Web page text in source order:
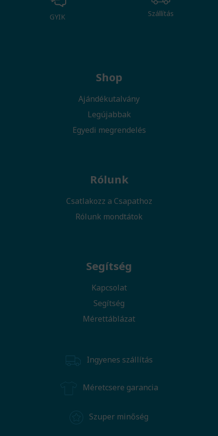
GYIK Szállítás
Shop
Ajándékutalvány
Legújabbak
Egyedi megrendelés
Rólunk
Csatlakozz a Csapathoz
Rólunk mondtátok
Segítség
Kapcsolat
Segítség
Mérettáblázat
Ingyenes szállítás
Méretcsere garancia
Szuper minőség